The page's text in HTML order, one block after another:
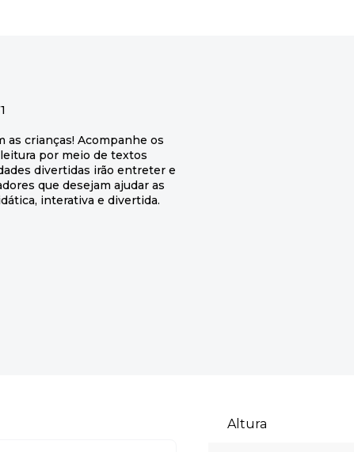
crianças! Acompanhe os
por meio de textos
divertidas irão entreter e
que desejam ajudar as
interativa e divertida.
Altura